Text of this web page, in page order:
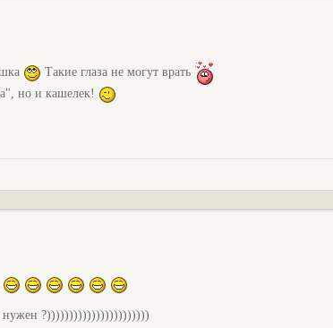
Такие глаза не могут врать
но и кашелек!
нужен ?)))))))))))))))))))))))